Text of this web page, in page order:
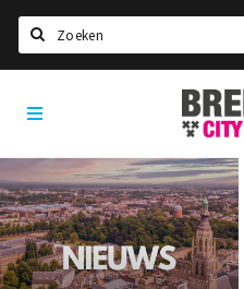
Home
Agenda
Deals
Party pics
Nieuws, interviews & blogs